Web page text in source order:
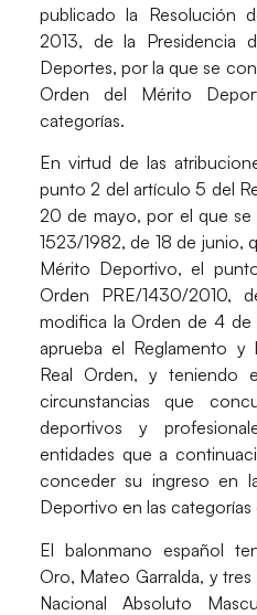
publicado la Resolución
2013, de la Presidencia
Deportes, por la que se
Orden del Mérito
categorías.
En virtud de las
punto 2 del artículo 5 del
20 de mayo, por el que
1523/1982, de 18 de junio,
Mérito Deportivo, el
Orden PRE/1430/2010,
modifica la Orden de 4 de
aprueba el Reglamento y
Real Orden, y teniendo
circunstancias que
deportivos y
entidades que a
conceder su ingreso en
Deportivo en las categorías
El balonmano español
Oro, Mateo Garralda, y
Nacional Absoluto